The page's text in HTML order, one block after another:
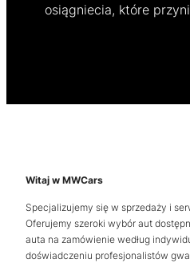
osiągniecia, które
Witaj w MWCars
Specjalizujemy się w sprzedaży i
Oferujemy szeroki wybór aut
auta na zamówienie według
doświadczeniu profesjonalistów